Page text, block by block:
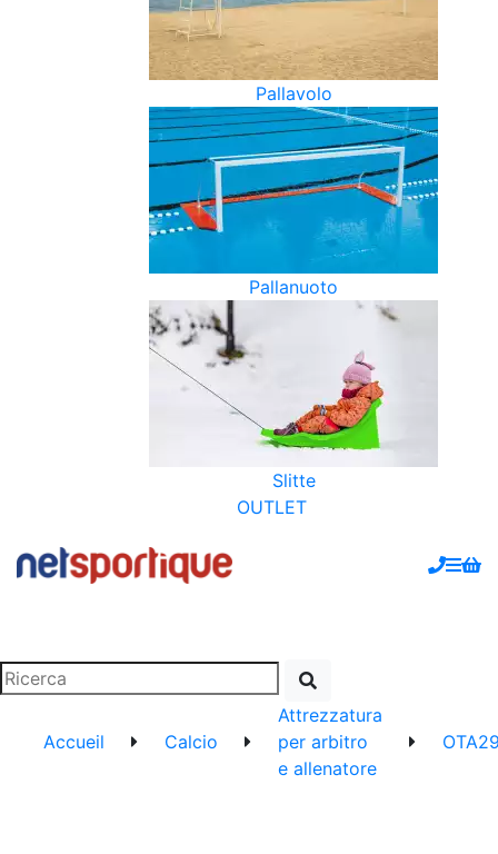
Pallavolo
Pallanuoto
Slitte
OUTLET
Accueil Calcio
Attrezzatura
per arbitro
e allenatore